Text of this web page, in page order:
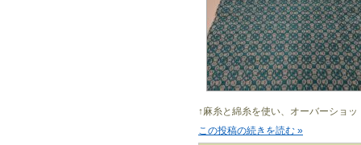
↑麻糸と綿糸を使い、オーバーショ
この投稿の続きを読む »